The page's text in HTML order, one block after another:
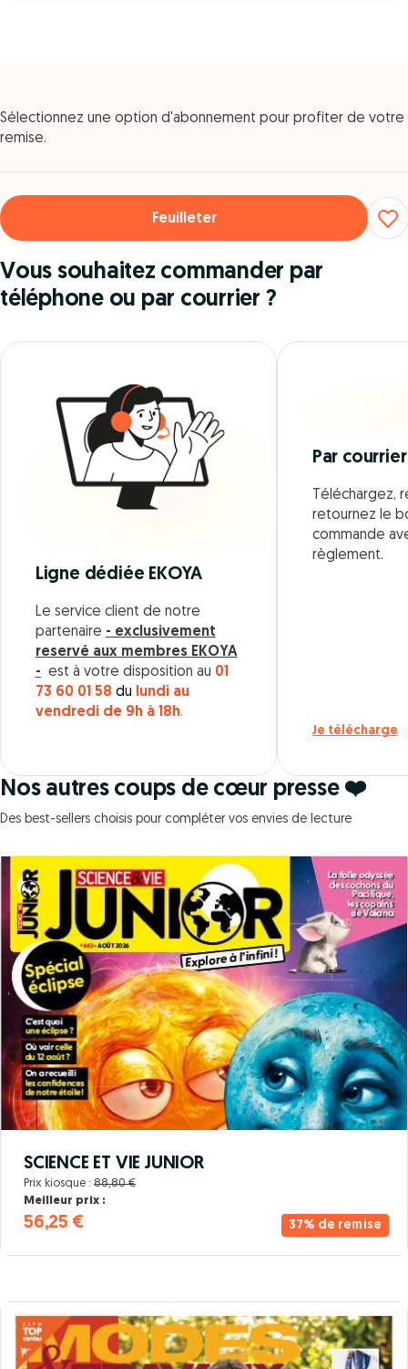
Sélectionnez une option d'abonnement pour profiter de votre
remise.
Feuilleter
Vous souhaitez commander par
téléphone ou par courrier ?
Ligne dédiée EKOYA
Le service client de notre
partenaire - exclusivement
reservé aux membres EKOYA
- est à votre disposition au 01
73 60 01 58 du
lundi au
vendredi de 9h à 18h.
Par courrier
Téléchargez,
retournez le
commande
règlement.
Je télécharge
Nos autres coups de cœur presse ❤️
Des best-sellers choisis pour compléter vos envies de lecture
37% de remise
SCIENCE ET VIE JUNIOR
Prix kiosque : 88,80 €
Meilleur prix :
56,25 €